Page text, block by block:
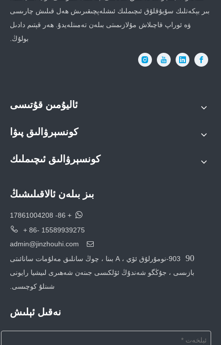
بىر بېكەتلىك سۇيۇقلۇق ئىچىملىك ​​ئىشلەپچىقىرىش ھەل قىلىش چارىسى
ۋە ئوراپ قاچىلاش مۇلازىمىتى بىلەن تەمىنلەيدۇ. ھەر قېتىم دادىل
بولۇڭ.
ئاليۇمىن قۇتىسى
كونسېرۋالىق پىۋا
كونسېرۋالىق ئىچىملىك
بىز بىلەن ئالاقىلىشىڭ

+ 86- 17861004208
 + 86- 15589939275

admin@jinzhouhi.com
90
903-نومۇرلۇق ئۆي ، A بىنا ، چوڭ سانلىق مەلۇمات سانائىتى
بازىسى ، جۇڭگو شەندۇڭ ئۆلكىسى جىنەن شەھىرى لىيشيا رايونى
شىنلۇ كوچىسى.
نەقىل ئېلىش